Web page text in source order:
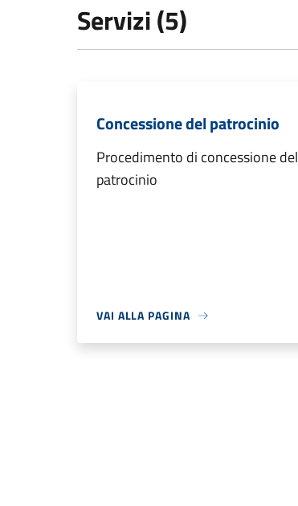
Servizi (5)
Concessione del patrocinio
Procedimento di concessione del
patrocinio
VAI ALLA PAGINA